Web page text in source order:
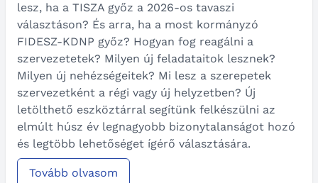
lesz, ha a TISZA győz a 2026-os tavaszi
választáson? És arra, ha a most kormányzó
FIDESZ-KDNP győz? Hogyan fog reagálni a
szervezetetek? Milyen új feladataitok lesznek?
Milyen új nehézségeitek? Mi lesz a szerepetek
szervezetként a régi vagy új helyzetben? Új
letölthető eszköztárral segítünk felkészülni az
elmúlt húsz év legnagyobb bizonytalanságot hozó
és legtöbb lehetőséget ígérő választására.
Tovább olvasom